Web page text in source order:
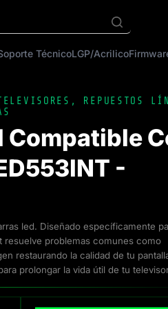
TécnicoLGP/Acrilico
,
REPUESTOS
Compatible
-
led. Diseñado específicamente
resuelve problemas comunes como
restaurando la calidad de tu
prolongar la vida útil de tu